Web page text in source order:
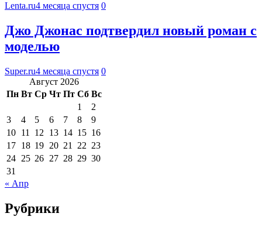
Lenta.ru4 месяца спустя 0
Джо Джонас подтвердил новый роман с
моделью
Super.ru4 месяца спустя 0
Август 2026
Пн Вт Ср Чт Пт Сб Вс
1
2
3
4 5 6 7 8
9
10 11 12 13 14 15 16
17 18 19 20 21 22 23
24 25 26 27 28 29 30
31
« Апр
Рубрики